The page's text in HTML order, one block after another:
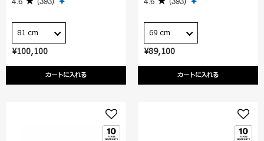
¥100,100
カートに入れる
81 cm
¥89,100
カートに入れる
69 cm